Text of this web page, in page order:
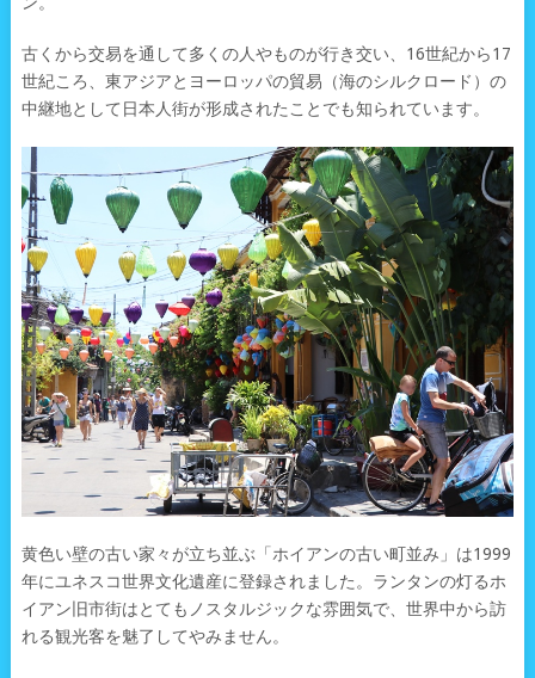
古くから交易を通して多くの人やものが行き交い、16世紀から17
世紀ころ、東アジアとヨーロッパの貿易（海のシルクロード）の
中継地として日本人街が形成されたことでも知られています。
黄色い壁の古い家々が立ち並ぶ「ホイアンの古い町並み」は1999
年にユネスコ世界文化遺産に登録されました。ランタンの灯るホ
イアン旧市街はとてもノスタルジックな雰囲気で、世界中から訪
れる観光客を魅了してやみません。